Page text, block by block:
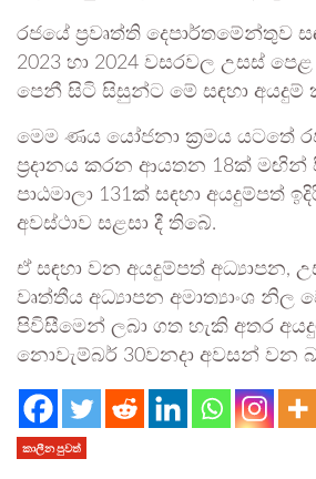
රජයේ ප්‍රවෘත්ති දෙපාර්තමේන්තුව
2023 හා 2024 වසරවල උසස්
පෙනී සිටි සිසුන්ට මේ සඳහා අයදුම්
මෙම ණය යෝජනා ක්‍රමය යටතේ
ප්‍රදානය කරන ආයතන 18ක් මඟින්
පාඨමාලා 131ක් සඳහා අයදුම්පත්
අවස්ථාව සළසා දී තිබේ.
ඒ සඳහා වන අයදුම්පත් අධ්‍යාපන,
වෘත්තීය අධ්‍යාපන අමාත්‍යාංශ නිල
පිවිසීමෙන් ලබා ගත හැකි අතර
නොවැම්බර් 30වනදා අවසන් වන
කාලීන පුවත්